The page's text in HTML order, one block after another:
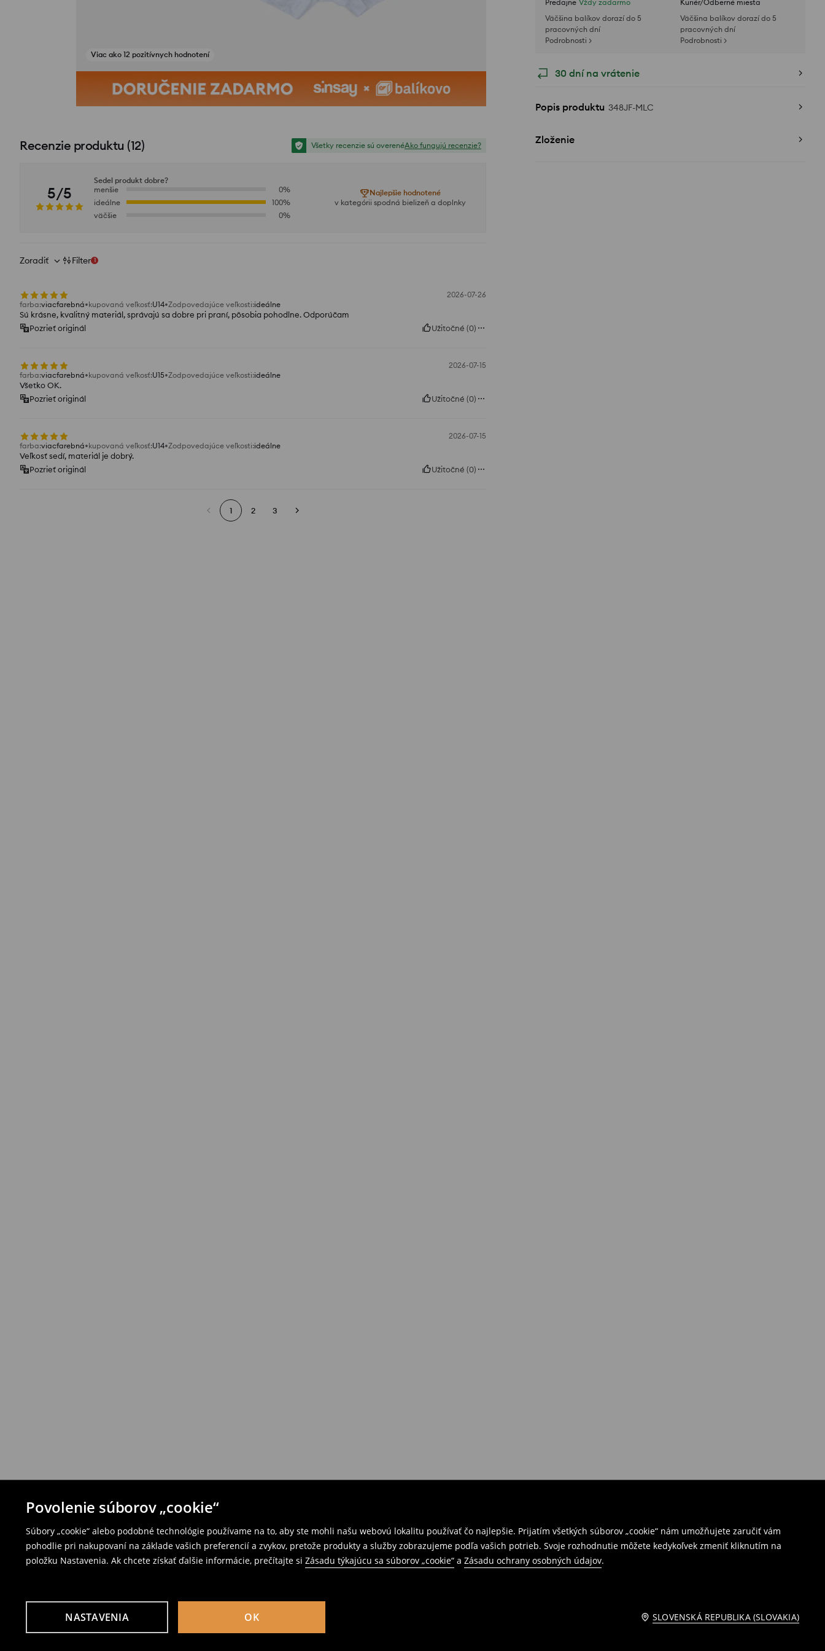
Povolenie súborov „cookie“
Súbory „cookie“ alebo podobné technológie používame na to, aby ste mohli našu webovú lokalitu používať čo najlepšie. Prijatím všetkých súborov „cookie“ nám umožňujete zaručiť vám
pohodlie pri nakupovaní na základe vašich preferencií a zvykov, pretože produkty a služby zobrazujeme podľa vašich potrieb. Svoje rozhodnutie môžete kedykoľvek zmeniť kliknutím na
položku Nastavenia. Ak chcete získať ďalšie informácie, prečítajte si Zásadu týkajúcu sa súborov „cookie“ a Zásadu ochrany osobných údajov.
NASTAVENIA OK SLOVENSKÁ REPUBLIKA (SLOVAKIA)
Predajne Vždy zadarmo
Väčšina balíkov dorazí do 5
pracovných dní
Podrobnosti >
Kuriér/Odberné miesta
Väčšina balíkov dorazí do 5
pracovných dní
Podrobnosti >
30 dní na vrátenie
Popis produktu 348JF-MLC
Zloženie
Viac ako 12 pozitívnych hodnotení
Recenzie produktu (12) Všetky recenzie sú overenéAko fungujú recenzie?
5/5
Sedel produkt dobre?
menšie
0%
ideálne
100%
väčšie
0%
Najlepšie hodnotené
v kategórii spodná bielizeň a doplnky
Zoradiť Filter 1
2026-07-26
farba:viacfarebná kupovaná veľkosť:U14 Zodpovedajúce veľkosti:ideálne
Sú krásne, kvalitný materiál, správajú sa dobre pri praní, pôsobia pohodlne. Odporúčam
Pozrieť originál
Užitočné (0)
2026-07-15
farba:viacfarebná kupovaná veľkosť:U15 Zodpovedajúce veľkosti:ideálne
Všetko OK.
Pozrieť originál
Užitočné (0)
2026-07-15
farba:viacfarebná kupovaná veľkosť:U14 Zodpovedajúce veľkosti:ideálne
Veľkosť sedí, materiál je dobrý.
Pozrieť originál
Užitočné (0)
1 2 3